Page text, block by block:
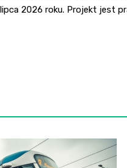
2026 roku. Projekt jest